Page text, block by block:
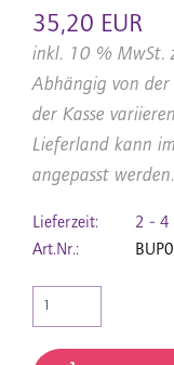
35,20 EUR
inkl. 10 % MwSt.
Abhängig von der
der Kasse
Lieferland kann
angepasst werden.
Lieferzeit:
2 - 4
Art.Nr.: